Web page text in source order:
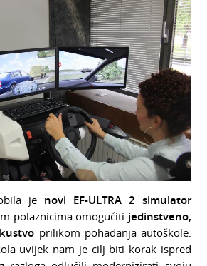
je novi EF-ULTRA 2 simulator
polaznicima omogućiti jedinstveno,
prilikom pohađanja autoškole.
uvijek nam je cilj biti korak ispred